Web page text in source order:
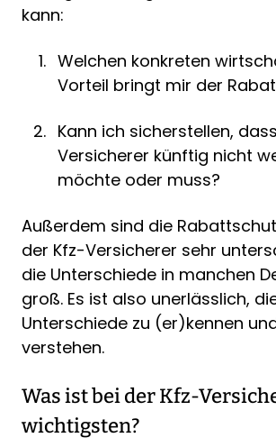
kann:
Welchen konkreten
Vorteil bringt mir der
Kann ich sicherstellen,
Versicherer künftig nicht
möchte oder muss?
Außerdem sind die
der Kfz-Versicherer sehr
die Unterschiede in manchen
groß. Es ist also unerlässlich,
Unterschiede zu (er)kennen
verstehen.
Was ist bei der Kfz-
wichtigsten?